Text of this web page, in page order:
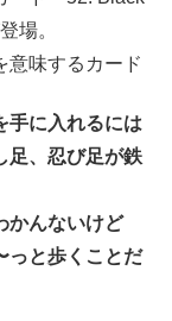
場。
意味するカード
手に入れるには
足、忍び足が鉄
かんないけど
っと歩くことだ